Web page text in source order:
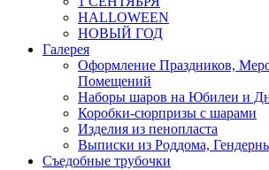
HALLOWEEN
НОВЫЙ ГОД
Галерея
Оформление Праздников,
Помещений
Наборы шаров на Юбилеи и
Коробки-сюрпризы с шарами
Изделия из пенопласта
Выписки из Роддома,
Съедобные трубочки